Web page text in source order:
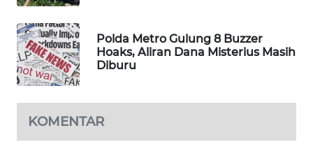
Polda Metro Gulung 8 Buzzer
Hoaks, Aliran Dana Misterius Masih
Diburu
KOMENTAR
WAHANA
HEALTH
WAHANA
DESA
LAPAK
WAHANA